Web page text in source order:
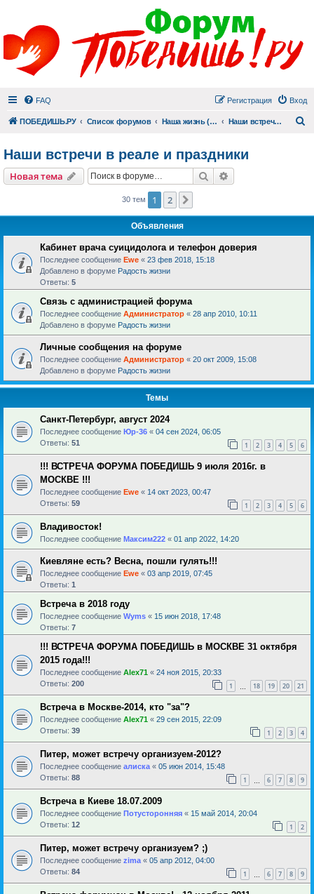
FAQ Вход
Регистрация
ПОБЕДИШЬ.РУ Список форумов Наша жизнь (не всё же о суициде!) Наши встречи в реале и праздники
Наши встречи в реале и праздники
Новая тема Поиск
30 тем 1 2
Объявления
Кабинет врача суицидолога и телефон доверия
Последнее сообщение Ewe « 23 фев 2018, 15:18
Добавлено в форуме Радость жизни
Ответы: 5
Связь с администрацией форума
Последнее сообщение Администратор « 28 апр 2010, 10:11
Добавлено в форуме Радость жизни
Личные сообщения на форуме
Последнее сообщение Администратор « 20 окт 2009, 15:08
Добавлено в форуме Радость жизни
Темы
Санкт-Петербург, август 2024
Последнее сообщение Юр-36 « 04 сен 2024, 06:05
Ответы: 51 1 2 3 4 5 6
!!! ВСТРЕЧА ФОРУМА ПОБЕДИШЬ 9 июля 2016г. в
МОСКВЕ !!!
Последнее сообщение Ewe « 14 окт 2023, 00:47
Ответы: 59 1 2 3 4 5 6
Владивосток!
Последнее сообщение Максим222 « 01 апр 2022, 14:20
Киевляне есть? Весна, пошли гулять!!!
Последнее сообщение Ewe « 03 апр 2019, 07:45
Ответы: 1
Встреча в 2018 году
Последнее сообщение Wyms « 15 июн 2018, 17:48
Ответы: 7
!!! ВСТРЕЧА ФОРУМА ПОБЕДИШЬ в МОСКВЕ 31 октября
2015 года!!!
Последнее сообщение Alex71 « 24 ноя 2015, 20:33
Ответы: 200 1 18 19 20 21
Встреча в Москве-2014, кто "за"?
Последнее сообщение Alex71 « 29 сен 2015, 22:09
Ответы: 39 1 2 3 4
Питер, может встречу организуем-2012?
Последнее сообщение алиска « 05 июн 2014, 15:48
Ответы: 88 1 6 7 8 9
Встреча в Киеве 18.07.2009
Последнее сообщение Потусторонняя « 15 май 2014, 20:04
Ответы: 12 1 2
Питер, может встречу организуем? ;)
Последнее сообщение zima « 05 апр 2012, 04:00
Ответы: 84 1 6 7 8 9